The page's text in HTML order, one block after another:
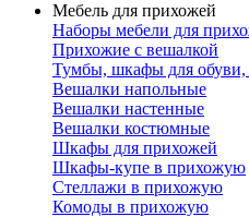
Мебель для прихожей
Наборы мебели для
Прихожие с вешалкой
Тумбы, шкафы для
Вешалки напольные
Вешалки настенные
Вешалки костюмные
Шкафы для прихожей
Шкафы-купе в прихожую
Стеллажи в прихожую
Комоды в прихожую